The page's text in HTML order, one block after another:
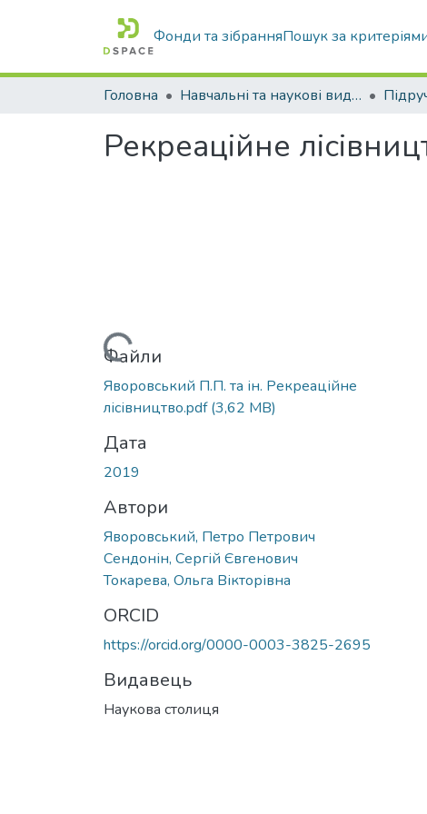
Фонди та зібранняПошук за
Головна Навчальні та наукові видання
Рекреаційне
Вантажиться...
Файли
Яворовський П.П. та ін. Рекреаційне
лісівництво.pdf(3,62 MB)
Дата
2019
Автори
Яворовський, Петро Петрович
Сендонін, Сергій Євгенович
Токарева, Ольга Вікторівна
ORCID
https://orcid.org/0000-0003-3825-2695
Видавець
Наукова столиця